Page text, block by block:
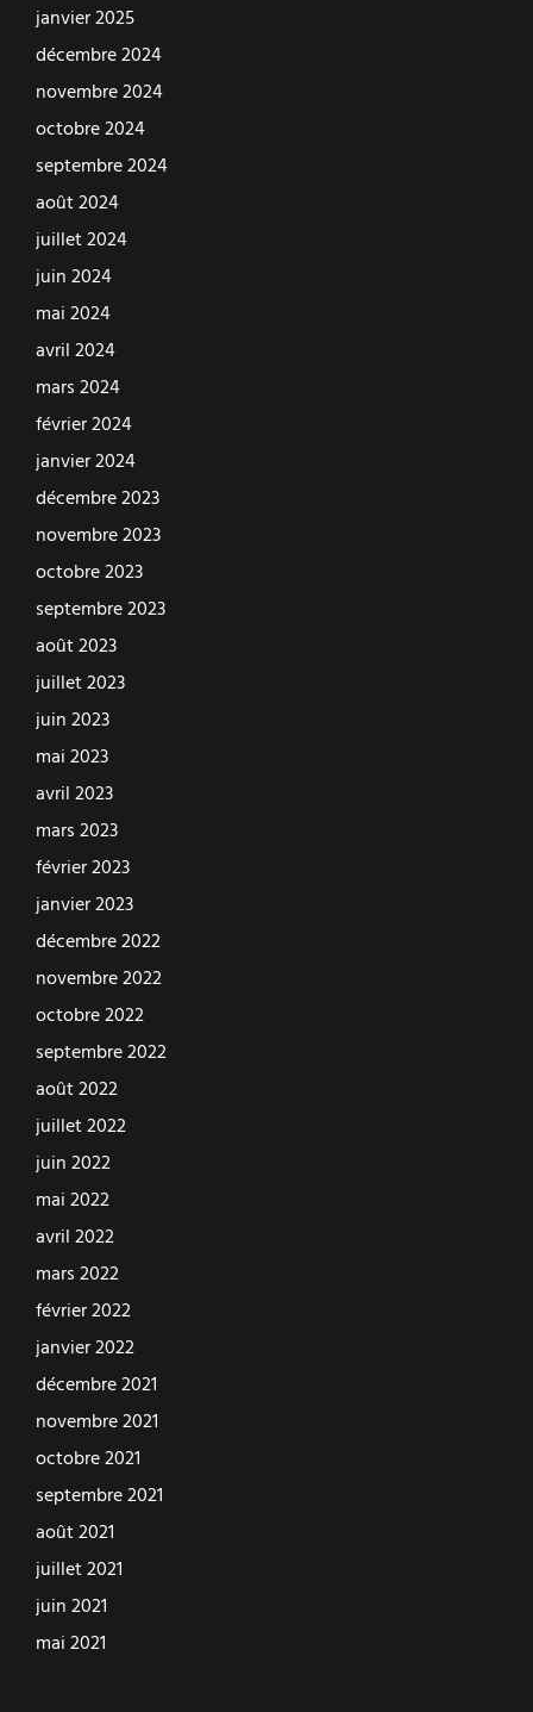
janvier 2025
décembre 2024
novembre 2024
octobre 2024
septembre 2024
août 2024
juillet 2024
juin 2024
mai 2024
avril 2024
mars 2024
février 2024
janvier 2024
décembre 2023
novembre 2023
octobre 2023
septembre 2023
août 2023
juillet 2023
juin 2023
mai 2023
avril 2023
mars 2023
février 2023
janvier 2023
décembre 2022
novembre 2022
octobre 2022
septembre 2022
août 2022
juillet 2022
juin 2022
mai 2022
avril 2022
mars 2022
février 2022
janvier 2022
décembre 2021
novembre 2021
octobre 2021
septembre 2021
août 2021
juillet 2021
juin 2021
mai 2021